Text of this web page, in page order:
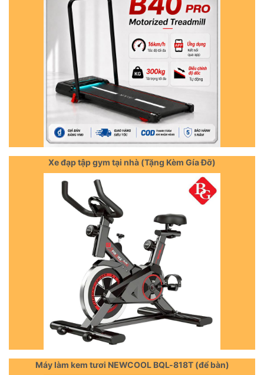
Xe đạp tập gym tại nhà (Tặng Kèm Gía Đỡ)
Máy làm kem tươi NEWCOOL BQL-818T (để bàn)